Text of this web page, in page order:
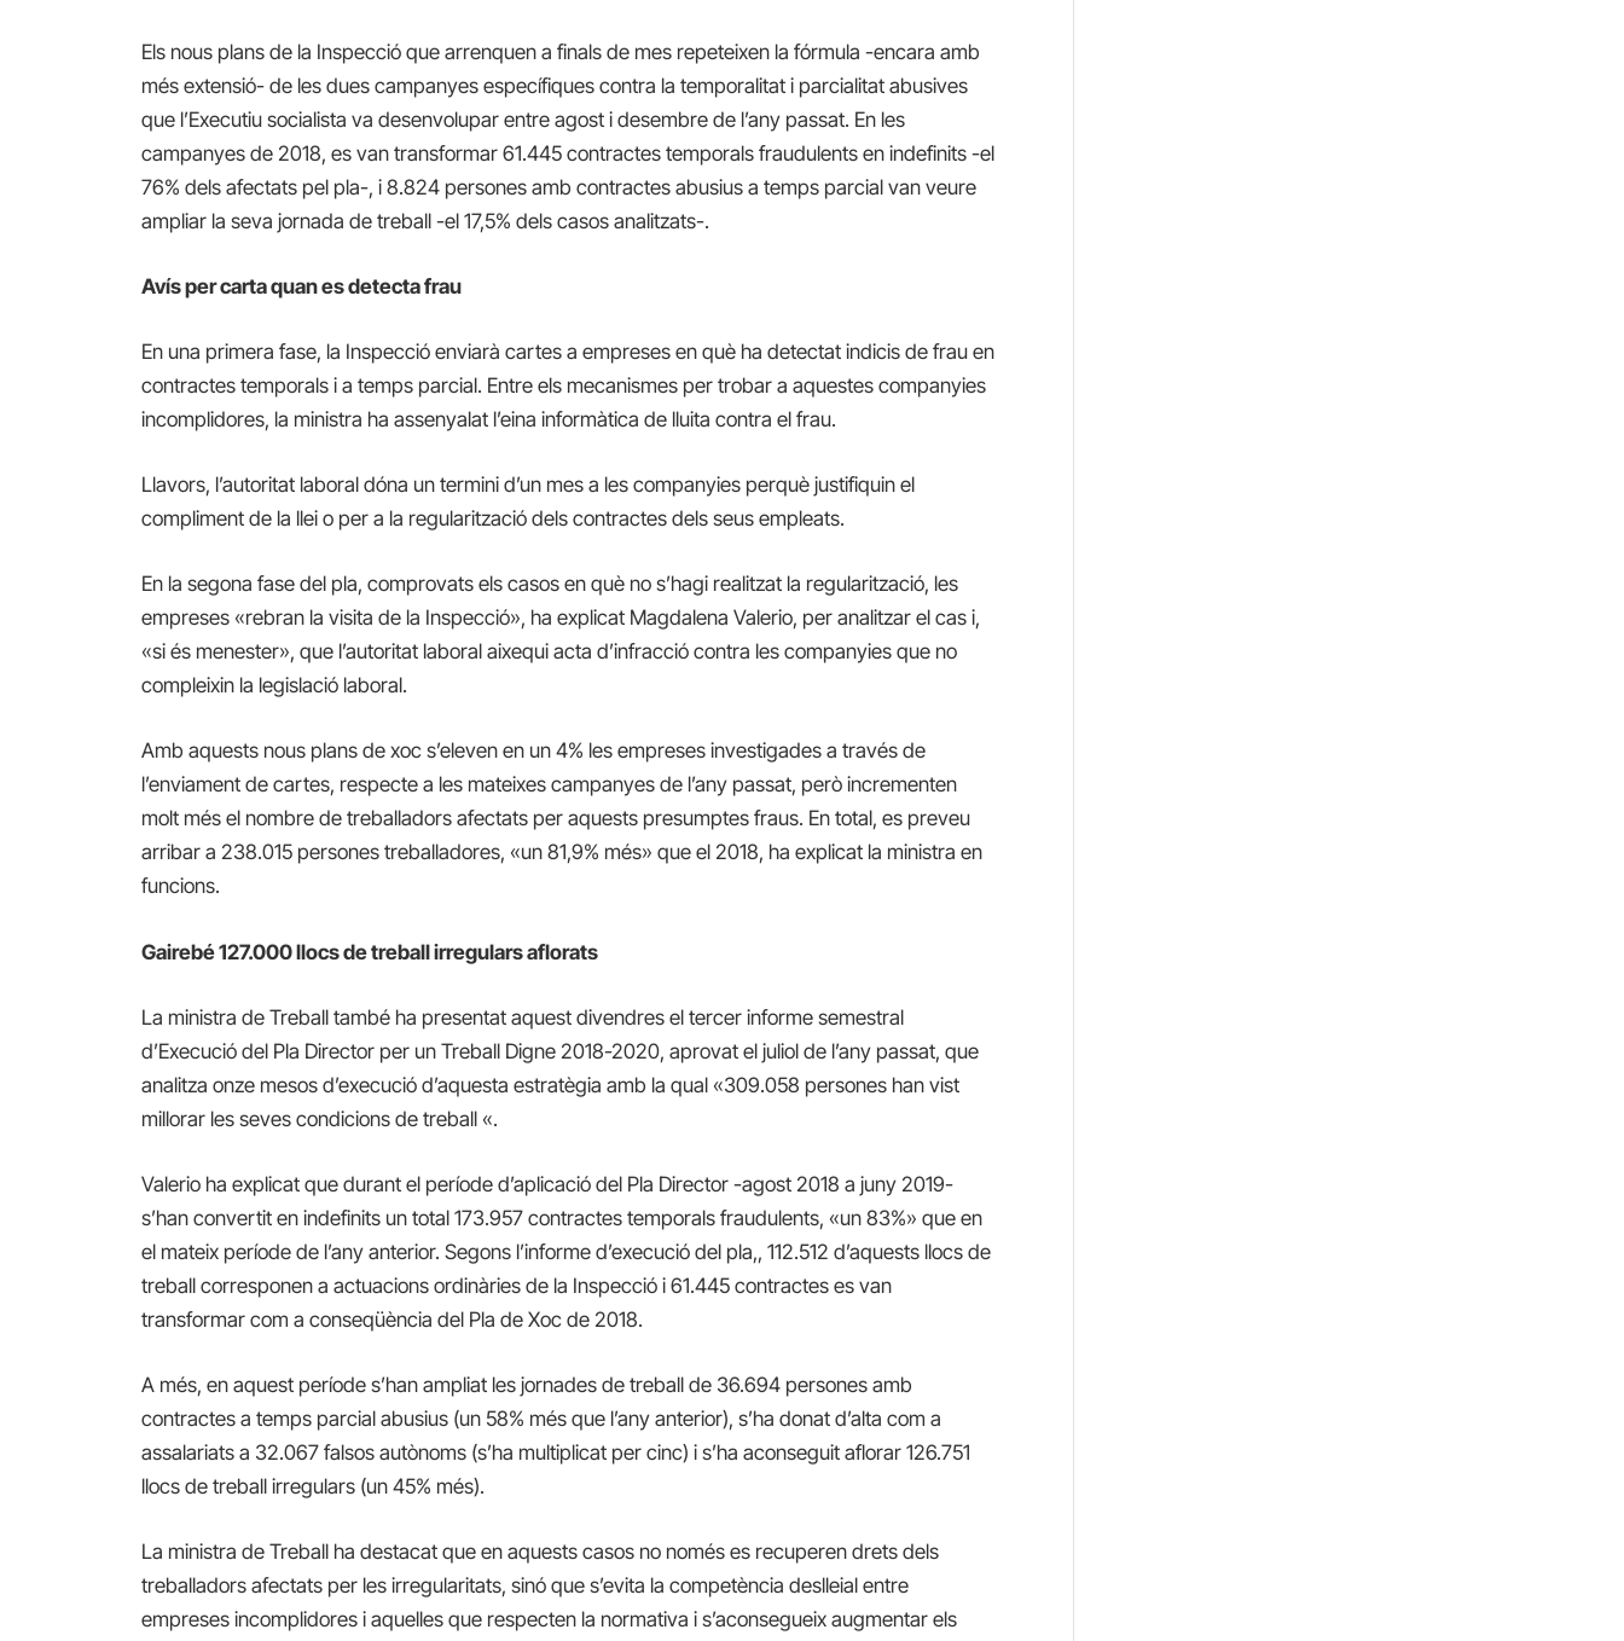
Els nous plans de la Inspecció que arrenquen a finals de mes repeteixen la fórmula -encara amb
més extensió- de les dues campanyes específiques contra la temporalitat i parcialitat abusives
que l’Executiu socialista va desenvolupar entre agost i desembre de l’any passat. En les
campanyes de 2018, es van transformar 61.445 contractes temporals fraudulents en indefinits -el
76% dels afectats pel pla-, i 8.824 persones amb contractes abusius a temps parcial van veure
ampliar la seva jornada de treball -el 17,5% dels casos analitzats-.
Avís per carta quan es detecta frau
En una primera fase, la Inspecció enviarà cartes a empreses en què ha detectat indicis de frau en
contractes temporals i a temps parcial. Entre els mecanismes per trobar a aquestes companyies
incomplidores, la ministra ha assenyalat l’eina informàtica de lluita contra el frau.
Llavors, l’autoritat laboral dóna un termini d’un mes a les companyies perquè justifiquin el
compliment de la llei o per a la regularització dels contractes dels seus empleats.
En la segona fase del pla, comprovats els casos en què no s’hagi realitzat la regularització, les
empreses «rebran la visita de la Inspecció», ha explicat Magdalena Valerio, per analitzar el cas i,
«si és menester», que l’autoritat laboral aixequi acta d’infracció contra les companyies que no
compleixin la legislació laboral.
Amb aquests nous plans de xoc s’eleven en un 4% les empreses investigades a través de
l’enviament de cartes, respecte a les mateixes campanyes de l’any passat, però incrementen
molt més el nombre de treballadors afectats per aquests presumptes fraus. En total, es preveu
arribar a 238.015 persones treballadores, «un 81,9% més» que el 2018, ha explicat la ministra en
funcions.
Gairebé 127.000 llocs de treball irregulars aflorats
La ministra de Treball també ha presentat aquest divendres el tercer informe semestral
d’Execució del Pla Director per un Treball Digne 2018-2020, aprovat el juliol de l’any passat, que
analitza onze mesos d’execució d’aquesta estratègia amb la qual «309.058 persones han vist
millorar les seves condicions de treball «.
Valerio ha explicat que durant el període d’aplicació del Pla Director -agost 2018 a juny 2019-
s’han convertit en indefinits un total 173.957 contractes temporals fraudulents, «un 83%» que en
el mateix període de l’any anterior. Segons l’informe d’execució del pla,, 112.512 d’aquests llocs de
treball corresponen a actuacions ordinàries de la Inspecció i 61.445 contractes es van
transformar com a conseqüència del Pla de Xoc de 2018.
A més, en aquest període s’han ampliat les jornades de treball de 36.694 persones amb
contractes a temps parcial abusius (un 58% més que l’any anterior), s’ha donat d’alta com a
assalariats a 32.067 falsos autònoms (s’ha multiplicat per cinc) i s’ha aconseguit aflorar 126.751
llocs de treball irregulars (un 45% més).
La ministra de Treball ha destacat que en aquests casos no només es recuperen drets dels
treballadors afectats per les irregularitats, sinó que s’evita la competència deslleial entre
empreses incomplidores i aquelles que respecten la normativa i s’aconsegueix augmentar els